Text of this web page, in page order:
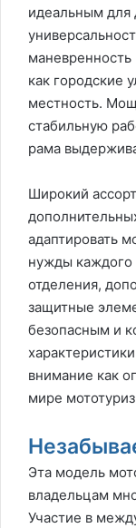
идеальным для
маневренность
как городские
местность.
стабильную
рама
Широкий
адаптировать
нужды каждого
отделения,
защитные
безопасным и
внимание как
мире
Эта модель
владельцам
Участие в